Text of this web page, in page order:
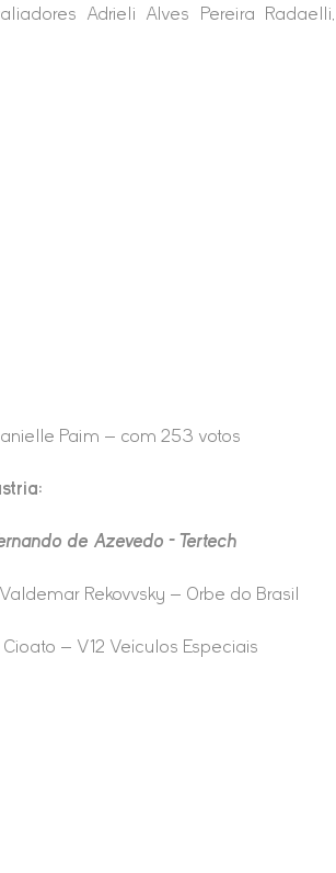
Adrieli Alves Pereira Radaelli,
Paim – com 253 votos
de Azevedo – Tertech
Rekovvsky – Orbe do Brasil
Cioato – V12 Veículos Especiais